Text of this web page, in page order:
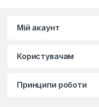
Мій акаунт
Користувачам
Принципи роботи